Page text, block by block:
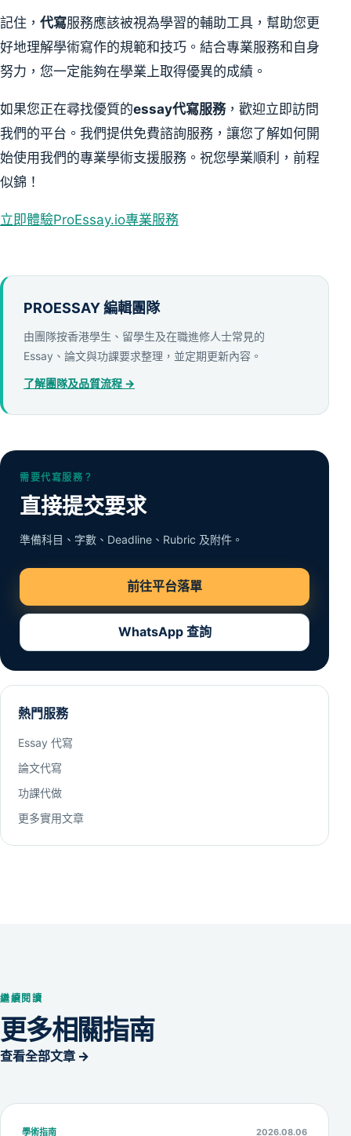
記住， 代寫服務應該被視為學習的輔助工具，幫助您更
好地理解學術寫作的規範和技巧。結合專業服務和自身
努力，您一定能夠在學業上取得優異的成績。
如果您正在尋找優質的essay代寫服務，歡迎立即訪問
我們的平台。我們提供免費諮詢服務，讓您了解如何開
始使用我們的專業學術支援服務。祝您學業順利，前程
似錦！
立即體驗ProEssay.io專業服務
PROESSAY 編輯團隊
由團隊按香港學生、留學生及在職進修人士常見的
Essay、論文與功課要求整理，並定期更新內容。
了解團隊及品質流程 →
需要代寫服務？
直接提交要求
準備科目、字數、Deadline、Rubric 及附件。
前往平台落單
WhatsApp 查詢
熱門服務
Essay 代寫
論文代寫
功課代做
更多實用文章
繼續閱讀
更多相關指南
查看全部文章 →
學術指南 2026.08.06